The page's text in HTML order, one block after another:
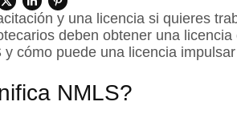
y una licencia si quieres
deben obtener una
y cómo puede una licencia
NMLS?